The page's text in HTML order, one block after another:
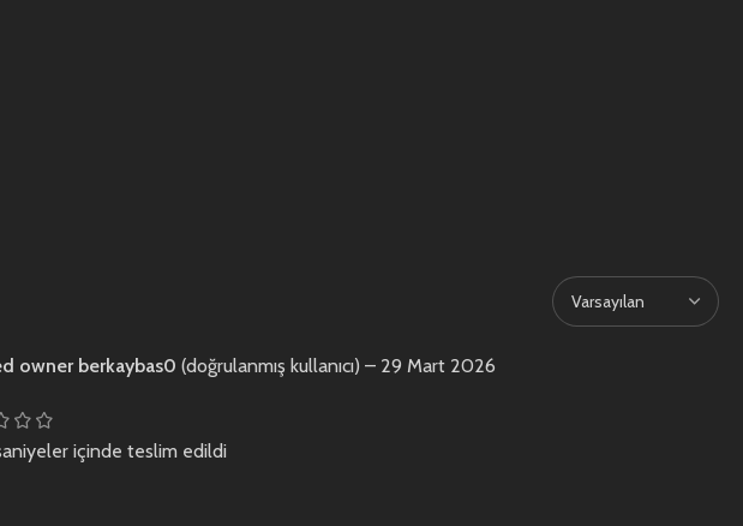
owner berkaybas0 (doğrulanmış kullanıcı) – 29 Mart 2026
içinde teslim edildi